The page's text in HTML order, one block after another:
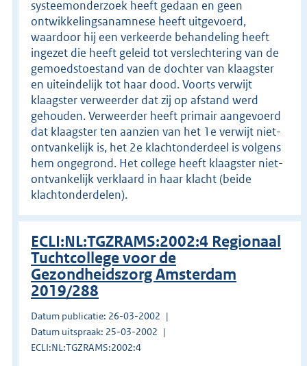
systeemonderzoek heeft gedaan en geen
ontwikkelingsanamnese heeft uitgevoerd,
waardoor hij een verkeerde behandeling heeft
ingezet die heeft geleid tot verslechtering van de
gemoedstoestand van de dochter van klaagster
en uiteindelijk tot haar dood. Voorts verwijt
klaagster verweerder dat zij op afstand werd
gehouden. Verweerder heeft primair aangevoerd
dat klaagster ten aanzien van het 1e verwijt niet-
ontvankelijk is, het 2e klachtonderdeel is volgens
hem ongegrond. Het college heeft klaagster niet-
ontvankelijk verklaard in haar klacht (beide
klachtonderdelen).
ECLI:NL:TGZRAMS:2002:4 Regionaal
Tuchtcollege voor de
Gezondheidszorg Amsterdam
2019/288
Datum publicatie: 26-03-2002
Datum uitspraak: 25-03-2002
ECLI:NL:TGZRAMS:2002:4